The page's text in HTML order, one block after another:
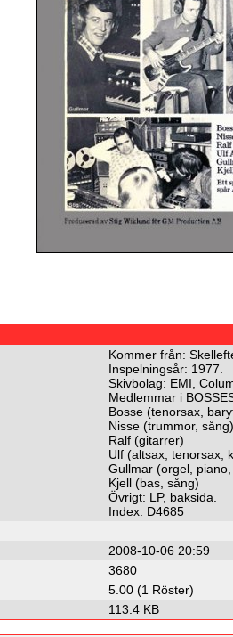
Kommer från:
Inspelningsår: 1977.
Skivbolag: EMI,
Medlemmar i
Bosse (tenorsax,
Nisse (trummor, sång)
Ralf (gitarrer)
Ulf (altsax, tenorsax,
Gullmar (orgel,
Kjell (bas, sång)
Övrigt: LP, baksida.
Index: D4685
2008-10-06 20:59
3680
5.00 (1 Röster)
113.4 KB